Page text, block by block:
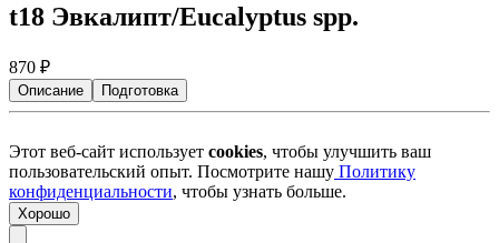
t18 Эвкалипт/Eucalyptus spp.
870 ₽
Описание Подготовка
Этот веб-сайт использует cookies, чтобы улучшить ваш
пользовательский опыт. Посмотрите нашу Политику
конфиденциальности, чтобы узнать больше.
Хорошо